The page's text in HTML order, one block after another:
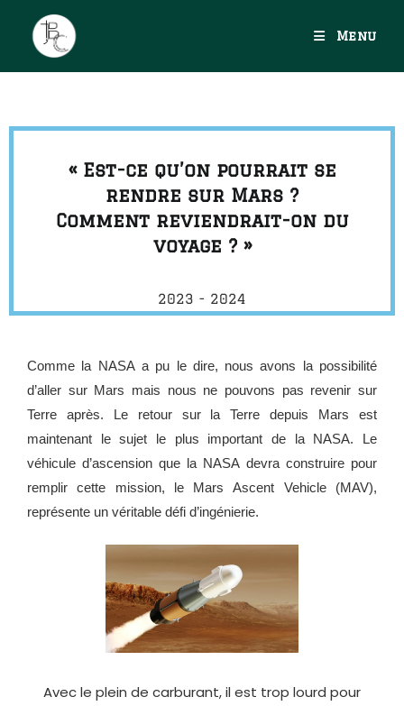
Menu
« Est-ce qu’on pourrait se
rendre sur Mars ?
Comment reviendrait-on du
voyage ? »
2023 - 2024
Comme la NASA a pu le dire, nous avons la possibilité
d’aller sur Mars mais nous ne pouvons pas revenir sur
Terre après. Le retour sur la Terre depuis Mars est
maintenant le sujet le plus important de la NASA. Le
véhicule d’ascension que la NASA devra construire pour
remplir cette mission, le Mars Ascent Vehicle (MAV),
représente un véritable défi d’ingénierie.
Avec le plein de carburant, il est trop lourd pour